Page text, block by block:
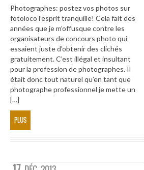
Photographes: postez vos photos sur
fotoloco l’esprit tranquille! Cela fait des
années que je m’offusque contre les
organisateurs de concours photo qui
essaient juste d’obtenir des clichés
gratuitement. C’est illégal et insultant
pour la profession de photographes. Il
était donc tout naturel qu’en tant que
photographe professionnel je mette un
[…]
PLUS